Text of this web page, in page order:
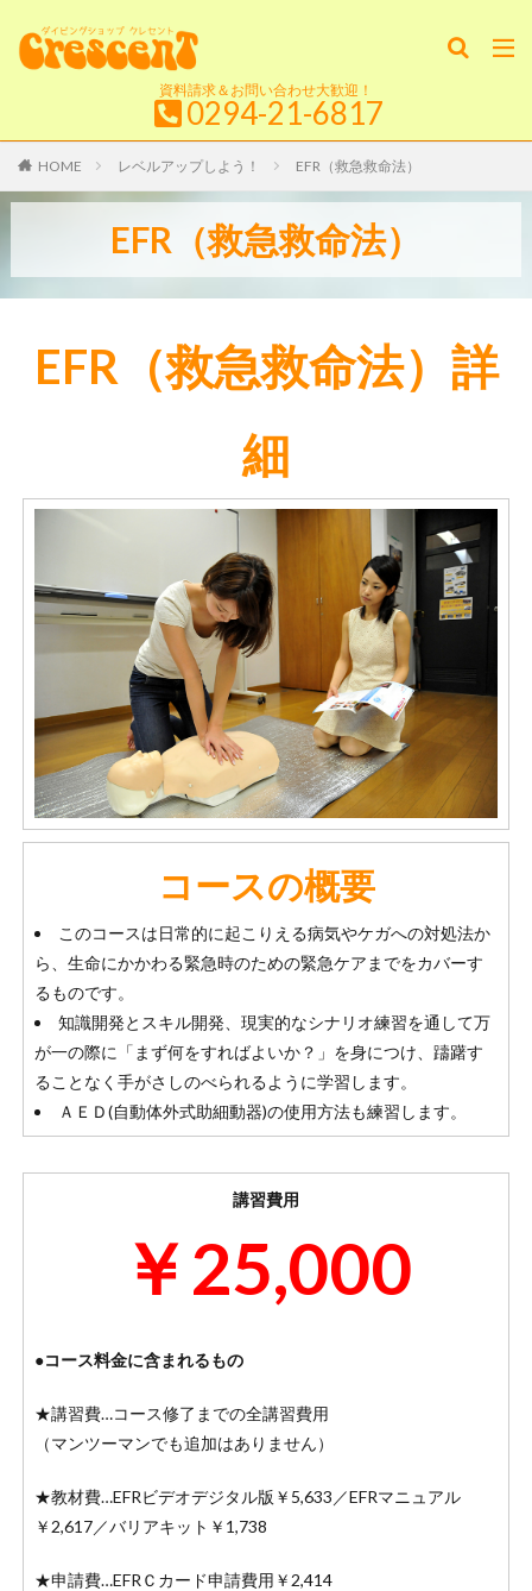
資料請求＆お問い合わせ大歓迎！
0294-21-6817
HOME レベルアップしよう！ EFR（救急救命法）
EFR（救急救命法）
EFR（救急救命法）詳
細
コースの概要
このコースは日常的に起こりえる病気やケガへの対処法か
ら、生命にかかわる緊急時のための緊急ケアまでをカバーす
るものです。
知識開発とスキル開発、現実的なシナリオ練習を通して万
が一の際に「まず何をすればよいか？」を身につけ、躊躇す
ることなく手がさしのべられるように学習します。
ＡＥＤ(自動体外式助細動器)の使用方法も練習します。
講習費用
￥25,000
●コース料金に含まれるもの
★講習費…コース修了までの全講習費用
（マンツーマンでも追加はありません）
★教材費…EFRビデオデジタル版￥5,633／EFRマニュアル
￥2,617／バリアキット￥1,738
★申請費…EFRＣカード申請費用￥2,414